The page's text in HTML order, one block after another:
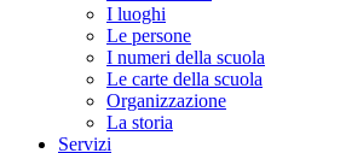
I luoghi
Le persone
I numeri della scuola
Le carte della scuola
Organizzazione
La storia
Servizi